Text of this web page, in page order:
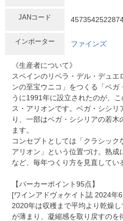
JANコード
インポーター ファインズ
《生産者について》
スペインのリベラ・デル・デュエ
ンの至宝ウニコ」をつくる「ベガ
うに1991年に設立されたのが、
ス・アリオンです。ベガ・シシ
り、一部はベガ・シシリアの若
ます。
コンセプトとしては「クラシッ
アリオン」という位置づけ。熟成
など、毎年つくり方を見直してい
【パーカーポイント95点】
[ワインアドヴォケイト誌 2024年
2020年は収穫まで平均より乾燥
が薄まり、凝縮感を取り戻すのを